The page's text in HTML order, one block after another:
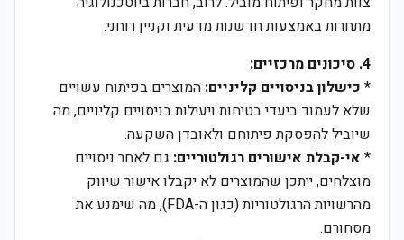
מתחרות באמצעות חדשנות מדעית וקניין רוחני.
4. סיכונים מרכזיים:
* כישלון בניסויים קליניים: המוצרים בפיתוח עשויים
שלא לעמוד ביעדי בטיחות ויעילות בניסויים קליניים, מה
שיוביל להפסקת פיתוחם ולאובדן השקעה.
* אי-קבלת אישורים רגולטוריים: גם לאחר ניסויים
מוצלחים, ייתכן שהמוצרים לא יקבלו אישור שיווק
מהרשויות הרגולטוריות (כגון ה-FDA), מה שימנע את
מסחורם.